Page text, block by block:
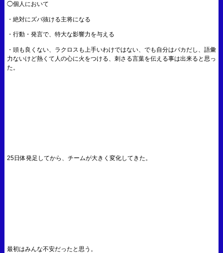
◯個人において
・絶対にズバ抜ける主将になる
・行動・発言で、特大な影響力を与える
・頭も良くない、ラクロスも上手いわけではない、でも自分はバカだし、語彙
力ないけど熱くて人の心に火をつける、刺さる言葉を伝える事は出来ると思っ
た。
25日体発足してから、チームが大きく変化してきた。
最初はみんな不安だったと思う。